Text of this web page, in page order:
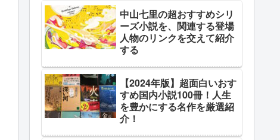
中山七里の超おすすめシリ
ーズ小説を、関連する登場
人物のリンクを交えて紹介
する
【2024年版】超面白いおす
すめ国内小説100冊！人生
を豊かにする名作を厳選紹
介！